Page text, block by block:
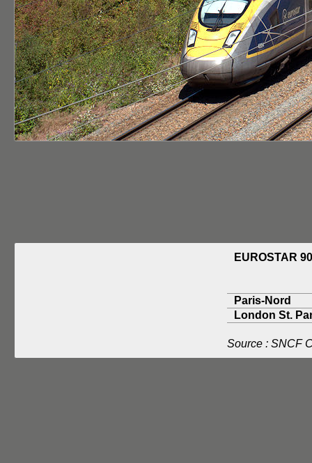
EUROSTAR
Paris-Nord
London St.
Source : SNCF